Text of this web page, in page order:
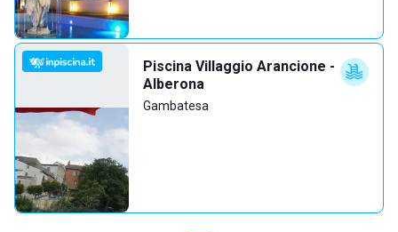
Piscina Villaggio Arancione -
Alberona
Gambatesa